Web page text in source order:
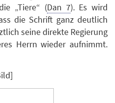
„Tiere“ (Dan 7). Es wird
die Schrift ganz deutlich
seine direkte Regierung
Herrn wieder aufnimmt.